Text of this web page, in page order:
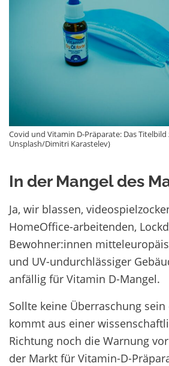
Covid und Vitamin D-Präparate: Das Titelbild
Unsplash/Dimitri Karastelev)
In der Mangel des
Ja, wir blassen,
HomeOffice-arbeitenden,
Bewohner:innen
und UV-undurchlässiger
anfällig für Vitamin D-Mangel.
Sollte keine Überraschung
kommt aus einer
Richtung noch die Warnung
der Markt für Vitamin-D-